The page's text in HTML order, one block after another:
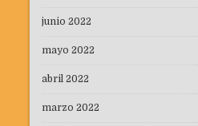
junio 2022
mayo 2022
abril 2022
marzo 2022